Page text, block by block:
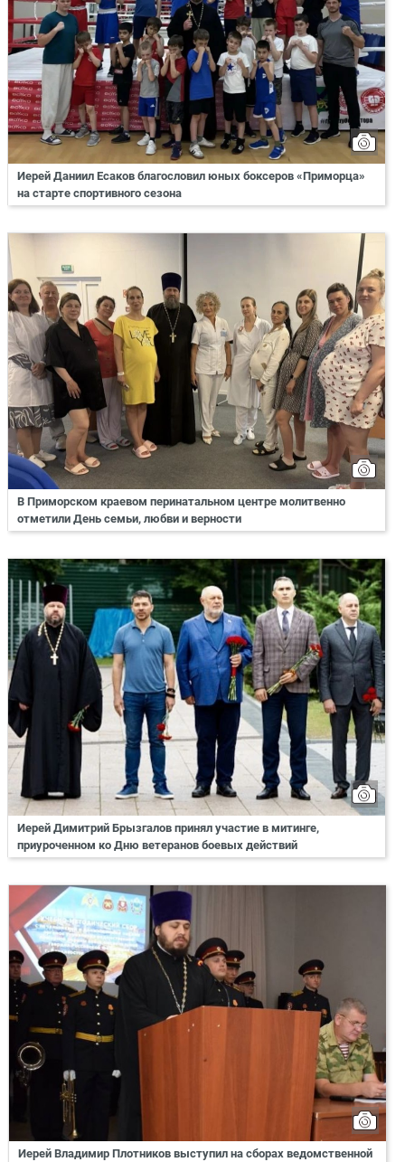
Иерей Даниил Есаков благословил юных боксеров «Приморца»
на старте спортивного сезона
В Приморском краевом перинатальном центре молитвенно
отметили День семьи, любви и верности
Иерей Димитрий Брызгалов принял участие в митинге,
приуроченном ко Дню ветеранов боевых действий
Иерей Владимир Плотников выступил на сборах ведомственной